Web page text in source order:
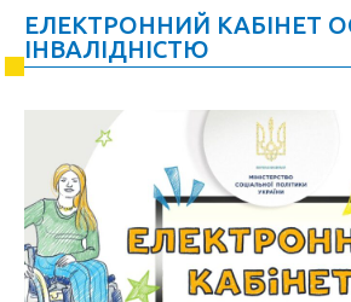
ЕЛЕКТРОННИЙ КАБІНЕТ
ІНВАЛІДНІСТЮ